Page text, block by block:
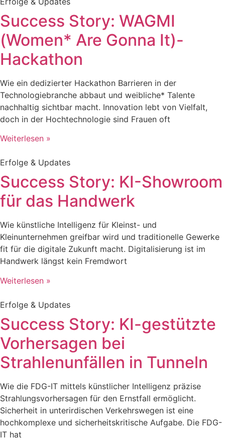
Success Story: WAGMI
(Women* Are Gonna It)-
Hackathon
Wie ein dedizierter Hackathon Barrieren in der
Technologiebranche abbaut und weibliche* Talente
nachhaltig sichtbar macht. Innovation lebt von Vielfalt,
doch in der Hochtechnologie sind Frauen oft
Weiterlesen »
Erfolge & Updates
Success Story: KI-Showroom
für das Handwerk
Wie künstliche Intelligenz für Kleinst- und
Kleinunternehmen greifbar wird und traditionelle Gewerke
fit für die digitale Zukunft macht. Digitalisierung ist im
Handwerk längst kein Fremdwort
Weiterlesen »
Erfolge & Updates
Success Story: KI-gestützte
Vorhersagen bei
Strahlenunfällen in Tunneln
Wie die FDG-IT mittels künstlicher Intelligenz präzise
Strahlungsvorhersagen für den Ernstfall ermöglicht.
Sicherheit in unterirdischen Verkehrswegen ist eine
hochkomplexe und sicherheitskritische Aufgabe. Die FDG-
IT hat